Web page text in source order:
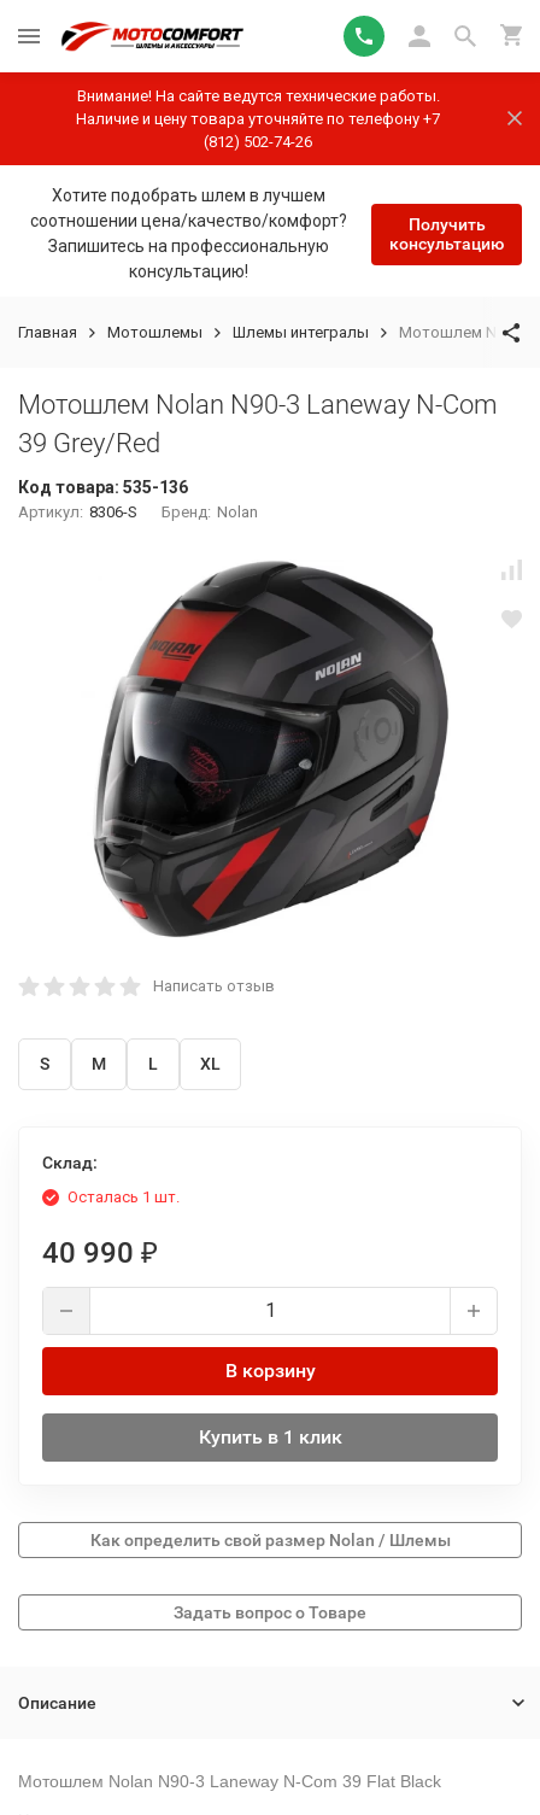
Внимание! На сайте ведутся технические работы.
Наличие и цену товара уточняйте по телефону +7
(812) 502-74-26
Хотите подобрать шлем в лучшем
соотношении цена/качество/комфорт?
Запишитесь на профессиональную
консультацию!
Получить
консультацию
Главная Мотошлемы Шлемы интегралы Мотошлем Nolan
Мотошлем Nolan N90-3 Laneway N-Com
39 Grey/Red
Код товара: 535-136
Артикул: 8306-S Бренд: Nolan
Написать отзыв
S M L XL
Склад:
Осталась 1 шт.
40 990 ₽
В корзину
Купить в 1 клик
Как определить свой размер Nolan / Шлемы
Описание
Мотошлем Nolan N90-3 Laneway N-Com 39 Flat Black